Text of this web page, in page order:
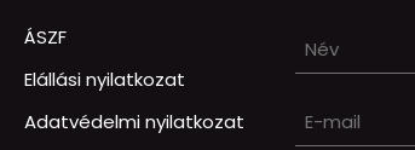
ÁSZF
Elállási nyilatkozat
Adatvédelmi nyilatkozat